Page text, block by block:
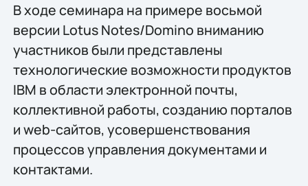
В ходе семинара на примере восьмой
версии Lotus Notes/Domino вниманию
участников были представлены
технологические возможности продуктов
IBM в области электронной почты,
коллективной работы, созданию порталов
и web-сайтов, усовершенствования
процессов управления документами и
контактами.